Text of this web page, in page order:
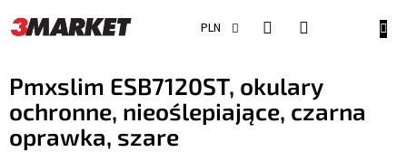
do
treści
PLN
Pmxslim ESB7120ST, okulary
ochronne, nieoślepiające, czarna
oprawka, szare